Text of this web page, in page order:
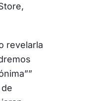
revelarla